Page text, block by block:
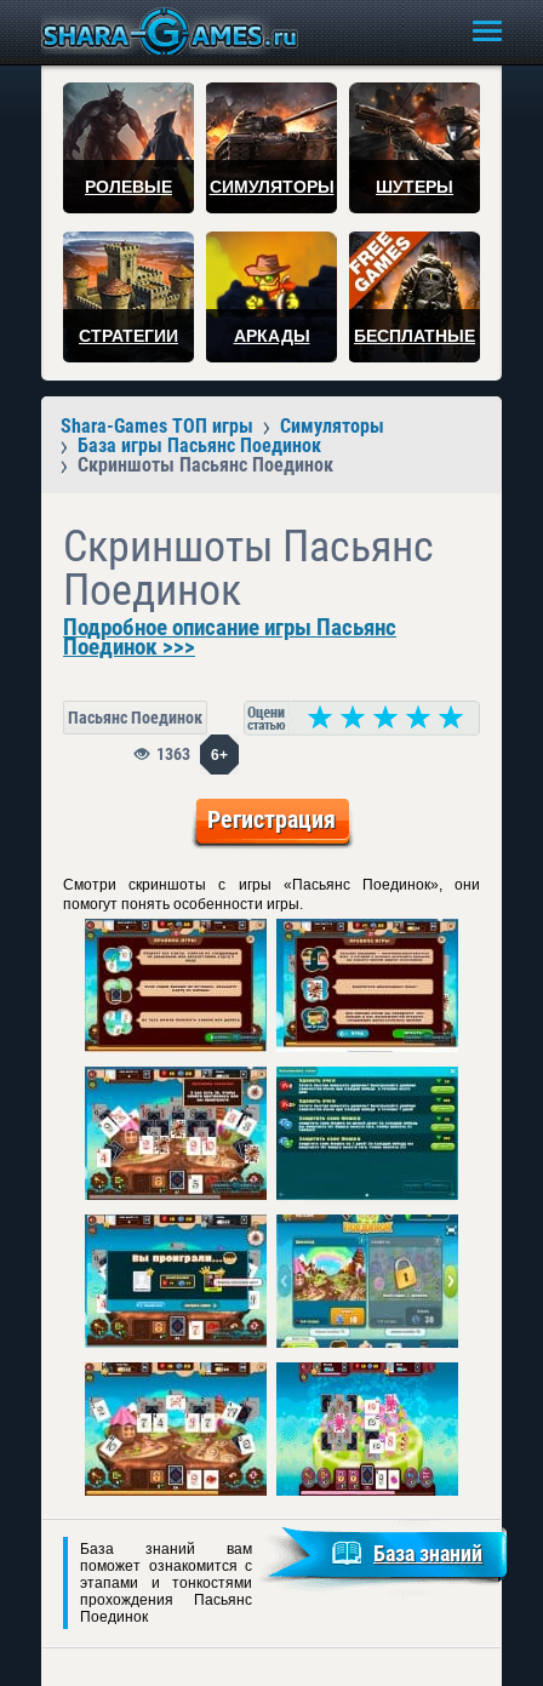
РОЛЕВЫЕ СИМУЛЯТОРЫ ШУТЕРЫ
СТРАТЕГИИ АРКАДЫ БЕСПЛАТНЫЕ
Shara-Games ТОП игры
Симуляторы
База игры Пасьянс Поединок
Скриншоты Пасьянс Поединок
Скриншоты Пасьянс
Поединок
Подробное описание игры Пасьянс
Поединок >>>
Пасьянс Поединок
6+
1363
Регистрация
Смотри скриншоты с игры «Пасьянс Поединок», они
помогут понять особенности игры.
База знаний вам
поможет ознакомится с
этапами и тонкостями
прохождения Пасьянс
Поединок
База знаний